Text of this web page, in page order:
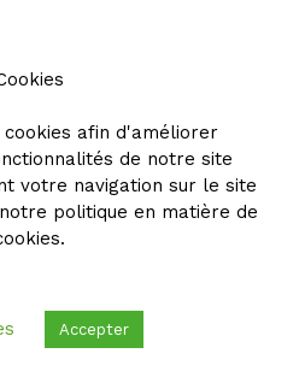
cookies afin d'améliorer
de notre site
votre navigation sur le site
politique en matière de
.
Accepter